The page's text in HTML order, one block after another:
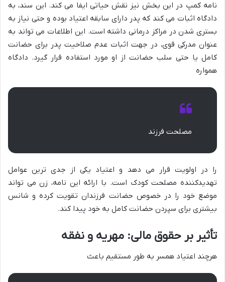
نامه کمپ در این بخش نیز نقش حیاتی ایفا می کند. این سند، به
دادگاه اثبات می کند که پدر دارای سابقه اعتیاد بوده و حتی نیاز به
بستری شدن در مراکز درمانی داشته است. این اطلاعات می تواند به
عنوان مدرکی قوی، در جهت اثبات عدم صلاحیت پدر برای حضانت
کامل یا حتی سلب حضانت از او مورد استفاده قرار گیرد. دادگاه
همواره
مصلحت فرزند
را در اولویت قرار می دهد و اعتیاد یکی از جدی ترین عوامل
تهدیدکننده مصلحت کودک است. با ارائه این نامه، زن می تواند
موضع خود را در خصوص حضانت فرزندان تقویت کرده و شانس
بیشتری برای سپردن حضانت کامل به خود پیدا کند.
تأثیر بر حقوق مالی: مهریه و نفقه
هرچند اعتیاد همسر به طور مستقیم باعث